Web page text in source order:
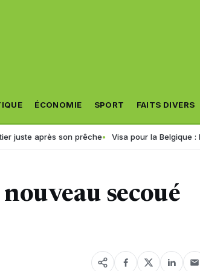
ÉCONOMIE SPORT FAITS DIVERS
son prêche Visa pour la Belgique : les
secoué